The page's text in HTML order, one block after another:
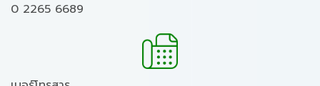
0 2265 6689